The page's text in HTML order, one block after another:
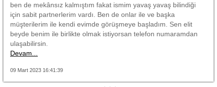
ben de mekânsız kalmıştım fakat ismim yavaş yavaş bilindiği
için sabit partnerlerim vardı. Ben de onlar ile ve başka
müşterilerim ile kendi evimde görüşmeye başladım. Sen elit
beyde benim ile birlikte olmak istiyorsan telefon numaramdan
ulaşabilirsin.
Devam...
09 Mart 2023 16:41:39